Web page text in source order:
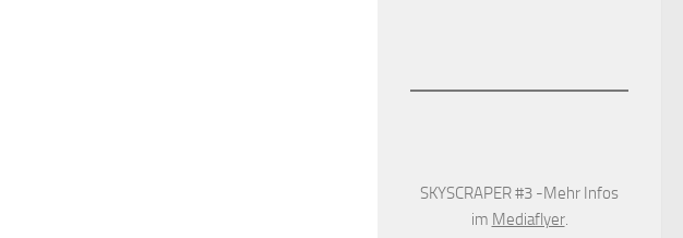
SKYSCRAPER #3 -Mehr Infos
im Mediaflyer.